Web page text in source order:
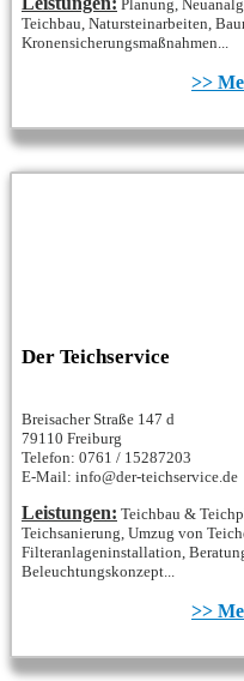
Planung,
Teichbau, Natursteinarbeiten,
Kronensicherungsmaßnahmen...
>>
Der Teichservice
Breisacher Straße 147 d
79110 Freiburg
Telefon: 0761 / 15287203
E-Mail: info@der-teichservice.de
Leistungen: Teichbau &
Teichsanierung, Umzug von
Filteranlageninstallation,
Beleuchtungskonzept...
>>